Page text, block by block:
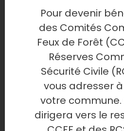
Pour devenir
des Comités
Feux de Forêt
Réserves
Sécurité Civile
vous adresser
votre
dirigera vers le